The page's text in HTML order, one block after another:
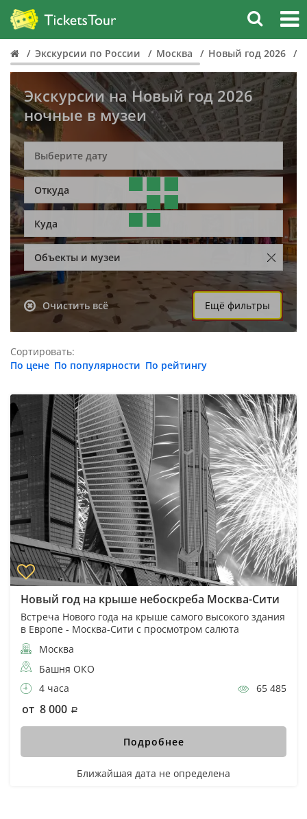
Экскурсии по России Москва Новый год 2026
Экскурсии на Новый год 2026
ночные в музеи
Откуда
Куда
Объекты и музеи
Очистить всё Ещё фильтры
Сортировать:
По цене По популярности По рейтингу
Новый год на крыше небоскреба Москва-Сити
Встреча Нового года на крыше самого высокого здания
в Европе - Москва-Сити с просмотром салюта
Москва
Башня ОКО
4 часа
65 485
от 8 000
Подробнее
Ближайшая дата не определена